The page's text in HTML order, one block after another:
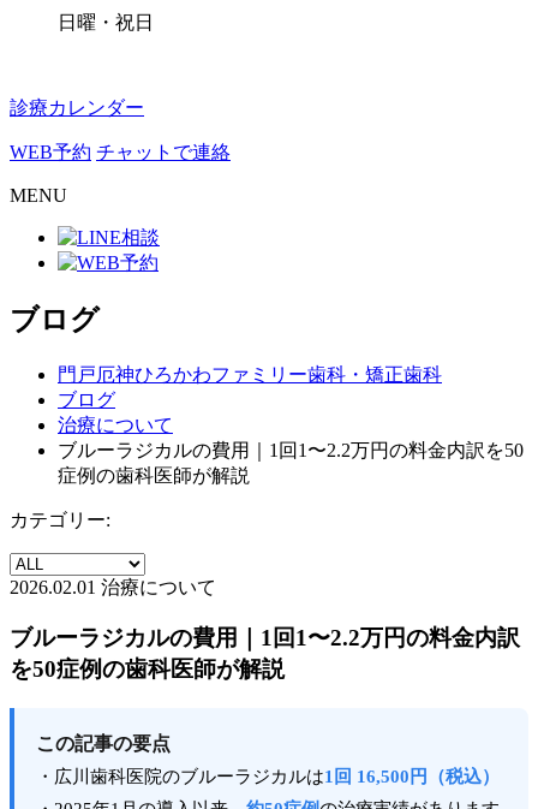
日曜・祝日
診療カレンダー
WEB予約 チャットで連絡
MENU
ブログ
門戸厄神ひろかわファミリー歯科・矯正歯科
ブログ
治療について
ブルーラジカルの費用｜1回1〜2.2万円の料金内訳を50
症例の歯科医師が解説
カテゴリー:
2026.02.01 治療について
ブルーラジカルの費用｜1回1〜2.2万円の料金内訳
を50症例の歯科医師が解説
この記事の要点
・広川歯科医院のブルーラジカルは1回 16,500円（税込）